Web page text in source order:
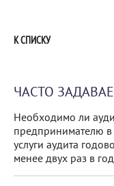
К СПИСКУ
ЧАСТО
Необходимо ли
предпринимателю в
услуги аудита
менее двух раз в